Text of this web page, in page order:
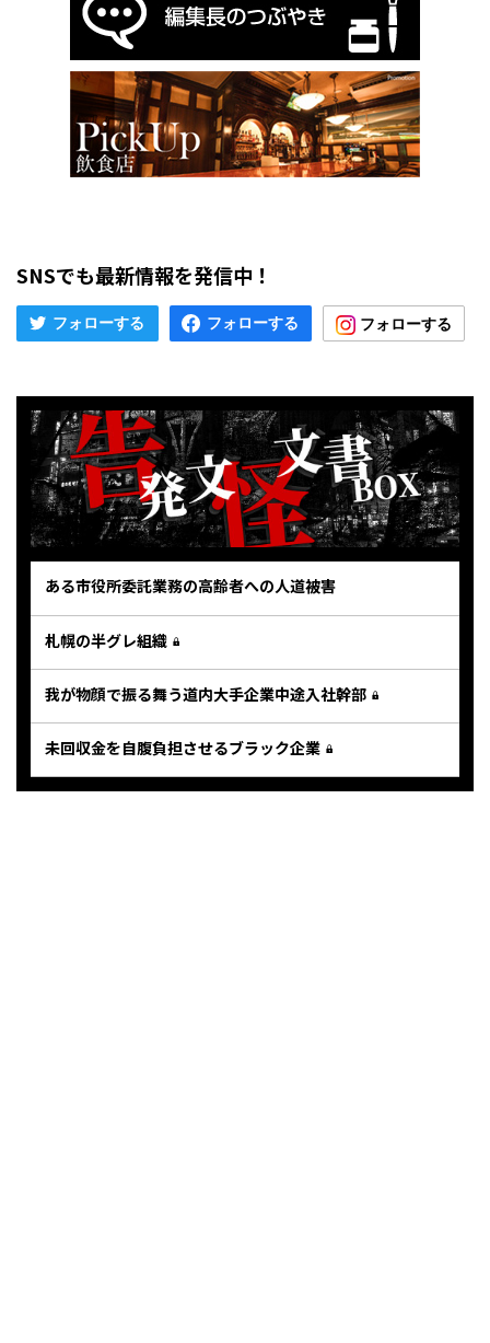
SNSでも最新情報を発信中！
ある市役所委託業務の高齢者への人道被害
札幌の半グレ組織
我が物顔で振る舞う道内大手企業中途入社幹部
未回収金を自腹負担させるブラック企業